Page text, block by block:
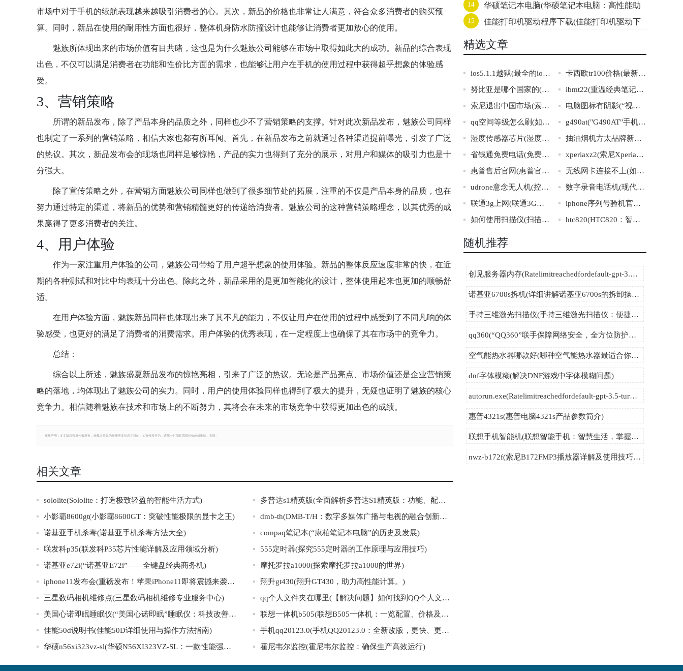
市场中对于手机的续航表现越来越吸引消费者的心。其次，新品的价格也非常让人满意，符合众多消费者的购买预
算。同时，新品在使用的耐用性方面也很好，整体机身防水防撞设计也能够让消费者更加放心的使用。
魅族所体现出来的市场价值有目共睹，这也是为什么魅族公司能够在市场中取得如此大的成功。新品的综合表现
出色，不仅可以满足消费者在功能和性价比方面的需求，也能够让用户在手机的使用过程中获得超乎想象的体验感
受。
3、营销策略
所谓的新品发布，除了产品本身的品质之外，同样也少不了营销策略的支撑。针对此次新品发布，魅族公司同样
也制定了一系列的营销策略，相信大家也都有所耳闻。首先，在新品发布之前就通过各种渠道提前曝光，引发了广泛
的热议。其次，新品发布会的现场也同样足够惊艳，产品的实力也得到了充分的展示，对用户和媒体的吸引力也是十
分强大。
除了宣传策略之外，在营销方面魅族公司同样也做到了很多细节处的拓展，注重的不仅是产品本身的品质，也在
努力通过特定的渠道，将新品的优势和营销精髓更好的传递给消费者。魅族公司的这种营销策略理念，以其优秀的成
果赢得了更多消费者的关注。
4、用户体验
作为一家注重用户体验的公司，魅族公司带给了用户超乎想象的使用体验。新品的整体反应速度非常的快，在近
期的各种测试和对比中均表现十分出色。除此之外，新品采用的是更加智能化的设计，整体使用起来也更加的顺畅舒
适。
在用户体验方面，魅族新品同样也体现出来了其不凡的能力，不仅让用户在使用的过程中感受到了不同凡响的体
验感受，也更好的满足了消费者的消费需求。用户体验的优秀表现，在一定程度上也确保了其在市场中的竞争力。
总结：
综合以上所述，魅族盛夏新品发布的惊艳亮相，引来了广泛的热议。无论是产品亮点、市场价值还是企业营销策
略的落地，均体现出了魅族公司的实力。同时，用户的使用体验同样也得到了极大的提升，无疑也证明了魅族的核心
竞争力。相信随着魅族在技术和市场上的不断努力，其将会在未来的市场竞争中获得更加出色的成绩。
郑重声明：本文版权归原作者所有，转载文章仅为传播更多信息之目的，如有侵权行为，请第一时间联系我们修改或删除，多谢。
相关文章
sololite(Sololite：打造极致轻盈的智能生活方式)
多普达s1精英版(全面解析多普达S1精英版：功能、配置、性能等详细评测)
小影霸8600gt(小影霸8600GT：突破性能极限的显卡之王)
dmb-th(DMB-T/H：数字多媒体广播与电视的融合创新技术)
诺基亚手机杀毒(诺基亚手机杀毒方法大全)
compaq笔记本(“康柏笔记本电脑”的历史及发展)
联发科p35(联发科P35芯片性能详解及应用领域分析)
555定时器(探究555定时器的工作原理与应用技巧)
诺基亚e72i(“诺基亚E72i”——全键盘经典商务机)
摩托罗拉a1000(探索摩托罗拉a1000的世界)
iphone11发布会(重磅发布！苹果iPhone11即将震撼来袭！)
翔升gt430(翔升GT430，助力高性能计算。)
三星数码相机维修点(三星数码相机维修专业服务中心)
qq个人文件夹在哪里(【解决问题】如何找到QQ个人文件夹？)
美国心诺即眠睡眠仪(“美国心诺即眠”睡眠仪：科技改善睡眠，让你高效能生活)
联想一体机b505(联想B505一体机：一览配置、价格及用户评测)
佳能50d说明书(佳能50D详细使用与操作方法指南)
手机qq20123.0(手机QQ20123.0：全新改版，更快、更稳，让沟通更畅快！)
华硕n56xi323vz-sl(华硕N56XI323VZ-SL：一款性能强悍、酷炫时尚的笔记本电脑)
霍尼韦尔监控(霍尼韦尔监控：确保生产高效运行)
项)
14
华硕笔记本电脑(华硕笔记本电脑：高性能助
力你的生活与工作)
15
佳能打印机驱动程序下载(佳能打印机驱动下
载指南)
精选文章
ios5.1.1越狱(最全的ios5.1.1越狱指南)
卡西欧tr100价格(最新卡西欧TR100相机价格大公开)
努比亚是哪个国家的(努比亚的所在国是哪个？)
ibmt22(重温经典笔记本：IBMT22回顾)
索尼退出中国市场(索尼撤出中国再见了，难忘的日本品牌)
电脑图标有阴影(“视觉效果优化：电脑图标增加阴影精细度提升”的主题标题。)
qq空间等级怎么刷(如何快速提升QQ空间等级)
g490at("G490AT"手机全面解析，性能相比前代有何提升？)
湿度传感器芯片(湿度传感器芯片：高精度数据采集的智能选择)
抽油烟机方太品牌新品(品质升级！方太全新油烟机新品发布，让厨房更环保清新)
省钱通免费电话(免费打电话神器省钱通等你来试！)
xperiaxz2(索尼XperiaXZ2智能手机的设计和功能特点)
惠普售后官网(惠普官网售后服务，全方位解决您的疑问)
无线网卡连接不上(如何解决无线网卡无法连接的问题？)
udrone意念无人机(控制无人机飞行只需一念-udrone意念无人机)
数字录音电话机(现代通讯利器：数字录音电话机)
联通3g上网(联通3G上网流量套餐介绍及选购指南)
iphone序列号验机官网(如何通过官网验证iPhone序列号？)
如何使用扫描仪(扫描仪使用指南及技巧)
htc820(HTC820：智能手机中的完美体验)
随机推荐
创见服务器内存(Ratelimitreachedfordefault-gpt-3.5-turboinorganizationorg-k9KaWmMEK3w1Ve
诺基亚6700s拆机(详细讲解诺基亚6700s的拆卸操作)
手持三维激光扫描仪(手持三维激光扫描仪：便捷精准的3D建模利器)
qq360(“QQ360”联手保障网络安全，全方位防护上网行为！)
空气能热水器哪款好(哪种空气能热水器最适合你的家？)
dnf字体模糊(解决DNF游戏中字体模糊问题)
autorun.exe(Ratelimitreachedfordefault-gpt-3.5-turboinorganizationorg-DRTPH948J2
惠普4321s(惠普电脑4321s产品参数简介)
联想手机智能机(联想智能手机：智慧生活，掌握全局)
nwz-b172f(索尼B172FMP3播放器详解及使用技巧指南)